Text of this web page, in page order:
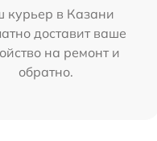
курьер в Казани
доставит ваше
на ремонт и
обратно.